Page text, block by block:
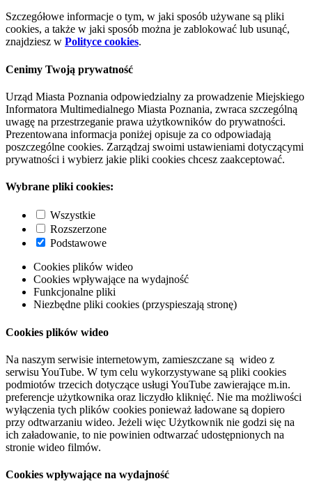
Szczegółowe informacje o tym, w jaki sposób używane są pliki
cookies, a także w jaki sposób można je zablokować lub usunąć,
znajdziesz w Polityce cookies.
Cenimy Twoją prywatność
Urząd Miasta Poznania odpowiedzialny za prowadzenie Miejskiego
Informatora Multimedialnego Miasta Poznania, zwraca szczególną
uwagę na przestrzeganie prawa użytkowników do prywatności.
Prezentowana informacja poniżej opisuje za co odpowiadają
poszczególne cookies. Zarządzaj swoimi ustawieniami dotyczącymi
prywatności i wybierz jakie pliki cookies chcesz zaakceptować.
Wybrane pliki cookies:
Wszystkie
Rozszerzone
Podstawowe
Cookies plików wideo
Cookies wpływające na wydajność
Funkcjonalne pliki
Niezbędne pliki cookies (przyspieszają stronę)
Cookies plików wideo
Na naszym serwisie internetowym, zamieszczane są wideo z
serwisu YouTube. W tym celu wykorzystywane są pliki cookies
podmiotów trzecich dotyczące usługi YouTube zawierające m.in.
preferencje użytkownika oraz liczydło kliknięć. Nie ma możliwości
wyłączenia tych plików cookies ponieważ ładowane są dopiero
przy odtwarzaniu wideo. Jeżeli więc Użytkownik nie godzi się na
ich załadowanie, to nie powinien odtwarzać udostępnionych na
stronie wideo filmów.
Cookies wpływające na wydajność